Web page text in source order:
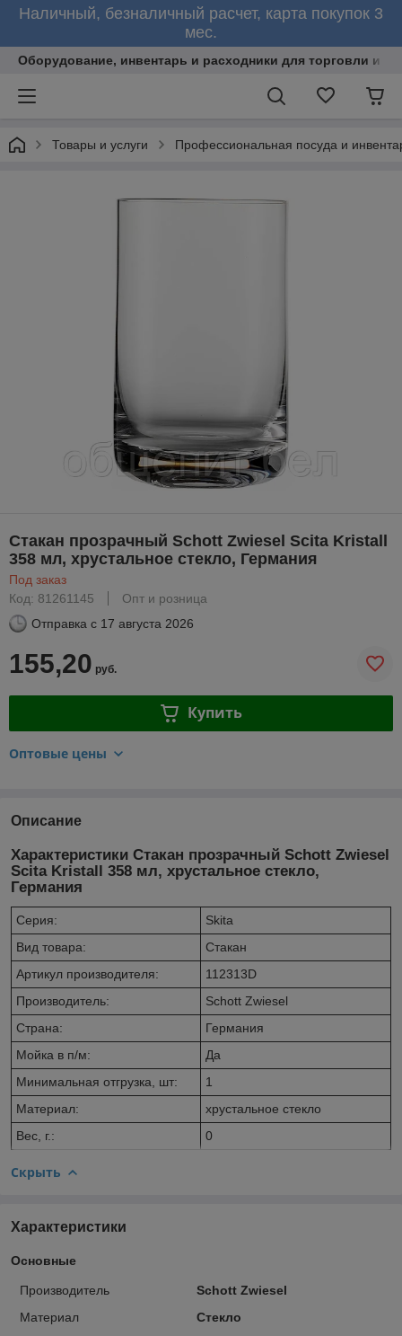
Наличный, безналичный расчет, карта покупок 3
мес.
Оборудование, инвентарь и расходники для торговли и
Товары и услуги Профессиональная посуда и
Стакан прозрачный Schott Zwiesel Scita Kristall
358 мл, хрустальное стекло, Германия
Под заказ
Код: 81261145
Опт и розница
Отправка с 17 августа 2026
155,20 руб.
Купить
Оптовые цены
Описание
Характеристики Стакан прозрачный Schott Zwiesel
Scita Kristall 358 мл, хрустальное стекло,
Германия
Серия:
Skita
Вид товара:
Стакан
Артикул производителя:
112313D
Производитель:
Schott Zwiesel
Страна:
Германия
Мойка в п/м:
Да
Минимальная отгрузка, шт:
1
Материал:
хрустальное стекло
Вес, г.:
0
Скрыть
Характеристики
Основные
Производитель
Schott Zwiesel
Материал
Стекло